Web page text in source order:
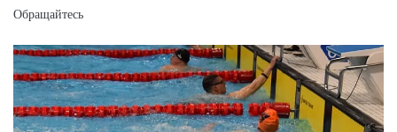
Обращайтесь